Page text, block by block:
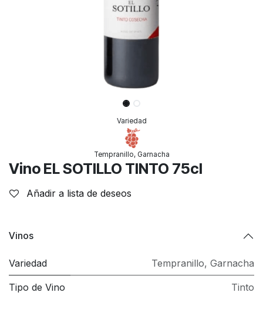
Variedad
Tempranillo, Garnacha
Vino EL SOTILLO TINTO 75cl
Añadir a lista de deseos
Vinos
Variedad Tempranillo, Garnacha
Tipo de Vino Tinto